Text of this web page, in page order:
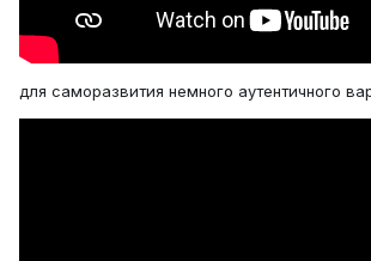
для саморазвития немного аутентичного